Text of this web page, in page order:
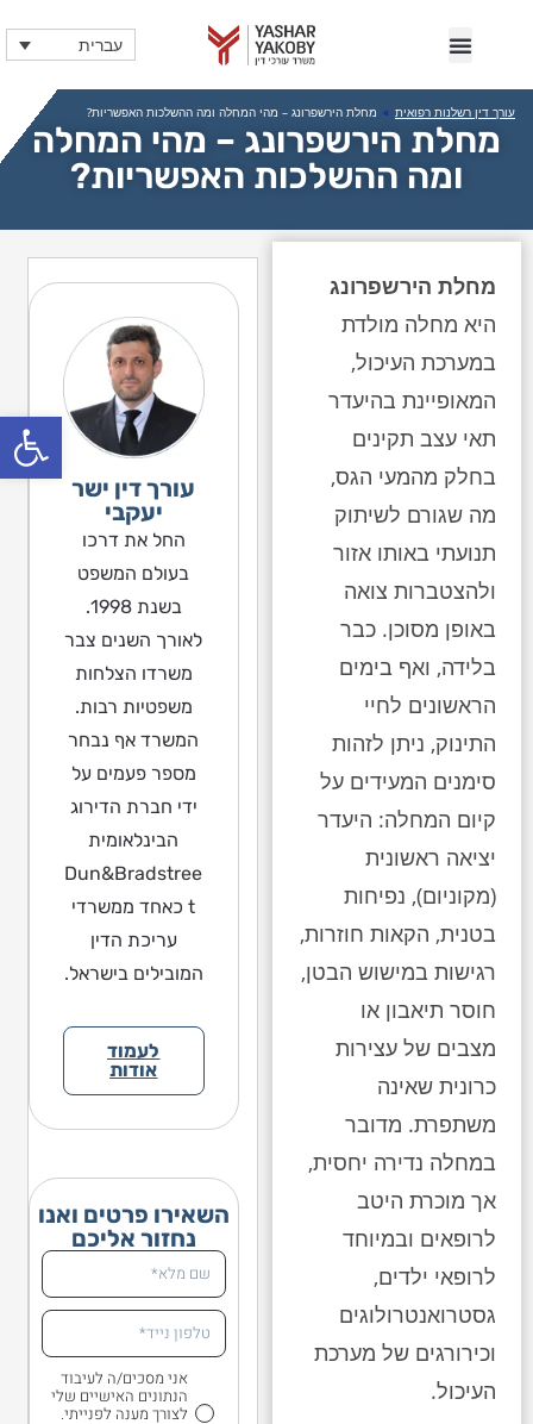
עברית
עורך דין רשלנות רפואית » מחלת הירשפרונג – מהי המחלה ומה ההשלכות האפשריות?
מחלת הירשפרונג – מהי המחלה
ומה ההשלכות האפשריות?
מחלת הירשפרונג
היא מחלה מולדת
במערכת העיכול,
המאופיינת בהיעדר
תאי עצב תקינים
בחלק מהמעי הגס,
מה שגורם לשיתוק
תנועתי באותו אזור
ולהצטברות צואה
באופן מסוכן. כבר
בלידה, ואף בימים
הראשונים לחיי
התינוק, ניתן לזהות
סימנים המעידים על
קיום המחלה: היעדר
יציאה ראשונית
(מקוניום), נפיחות
בטנית, הקאות חוזרות,
רגישות במישוש הבטן,
חוסר תיאבון או
מצבים של עצירות
כרונית שאינה
משתפרת. מדובר
במחלה נדירה יחסית,
אך מוכרת היטב
לרופאים ובמיוחד
לרופאי ילדים,
גסטרואנטרולוגים
וכירורגים של מערכת
העיכול.
עורך דין ישר
יעקבי
החל את דרכו
בעולם המשפט
בשנת 1998.
לאורך השנים צבר
משרדו הצלחות
משפטיות רבות.
המשרד אף נבחר
מספר פעמים על
ידי חברת הדירוג
הבינלאומית
Dun&Bradstree
t כאחד ממשרדי
עריכת הדין
המובילים בישראל.
לעמוד
אודות
השאירו פרטים ואנו
נחזור אליכם
אני מסכים/ה לעיבוד
הנתונים האישיים שלי
לצורך מענה לפנייתי.